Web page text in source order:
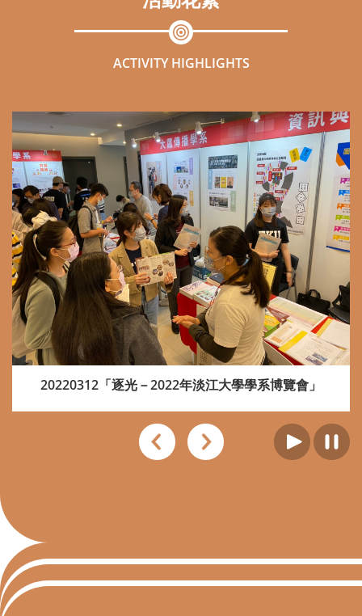
活動花絮
ACTIVITY HIGHLIGHTS
20220312「逐光－2022年淡江大學學系博覽會」